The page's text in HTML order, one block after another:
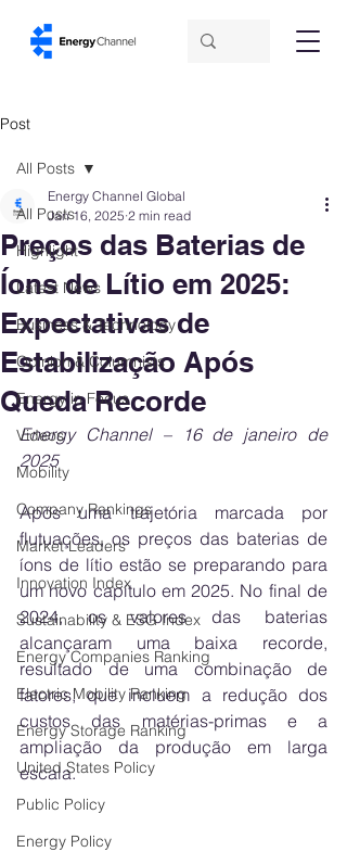
Post
All Posts
Highlight
Latest News
Business & Technology
Opinion & Columnists
Energy in Focus
Videos
Mobility
Company Rankings
Market Leaders
Innovation Index
Sustainability & ESG Index
Energy Companies Ranking
Electric Mobility Ranking
Energy Storage Ranking
United States Policy
Public Policy
Energy Policy
All Posts
Preços das Baterias de
Íons de Lítio em 2025:
Expectativas de
Estabilização Após
Queda Recorde
Energy Channel Global
Jan 16, 2025 2 min read
Energy Channel – 16 de janeiro de
2025
Após uma trajetória marcada por
flutuações, os preços das baterias de
íons de lítio estão se preparando para
um novo capítulo em 2025. No final de
2024, os valores das baterias
alcançaram uma baixa recorde,
resultado de uma combinação de
fatores, que incluem a redução dos
custos das matérias-primas e a
ampliação da produção em larga
escala.